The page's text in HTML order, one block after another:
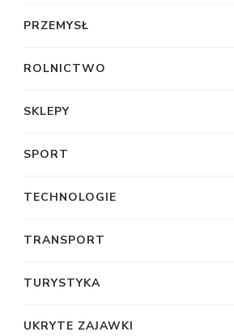
PRZEMYSŁ
ROLNICTWO
SKLEPY
SPORT
TECHNOLOGIE
TRANSPORT
TURYSTYKA
UKRYTE ZAJAWKI